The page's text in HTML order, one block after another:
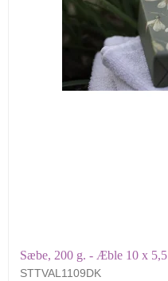
Sæbe, 200 g. - Æble 10 x
STTVAL1109DK